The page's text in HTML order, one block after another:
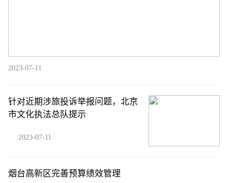
2023-07-11
针对近期涉旅投诉举报问题，北京
市文化执法总队提示
2023-07-11
烟台高新区完善预算绩效管理